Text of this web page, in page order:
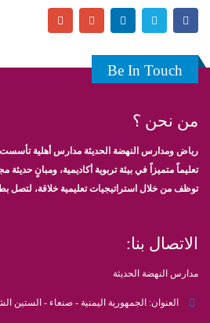
Be In Touch
من نحن ؟
تعليماً متميزاً في بيئة تربوية أكاديمية، ومبانٍ
توظف من خلال استراتيجيات تعليمية خلاقة، لتصل
الاتصال بنا:
مدارس النهضة الحديثة
العنوان: الجمهورية اليمنية - صنعاء - الستين